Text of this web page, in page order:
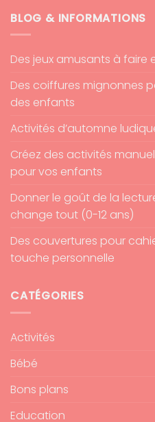
BLOG & INFORMATIONS
Des jeux amusants à faire
Des coiffures mignonnes
des enfants
Activités d’automne
Créez des activités
pour vos enfants
Donner le goût de la
change tout (0-12 ans)
Des couvertures pour
touche personnelle
CATÉGORIES
Activités
Bébé
Bons plans
Education